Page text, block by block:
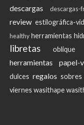
descargas
descargas-
review estilográfica-
healthyherramientas
libretas oblique
herramientas
papel-
dulces regalos sobres
viernes wasithape